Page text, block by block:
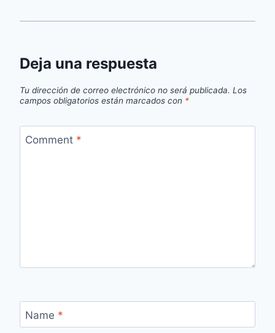
Deja una respuesta
Tu dirección de correo electrónico no será publicada. Los
campos obligatorios están marcados con *
Comment *
Name *